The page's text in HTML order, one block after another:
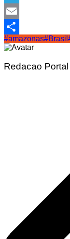
Telegram
Email
Share
#amazonas#Brasil
Redacao